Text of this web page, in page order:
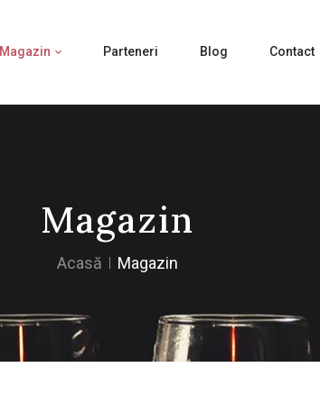
Magazin Parteneri Blog Contact
Magazin
Acasă Magazin